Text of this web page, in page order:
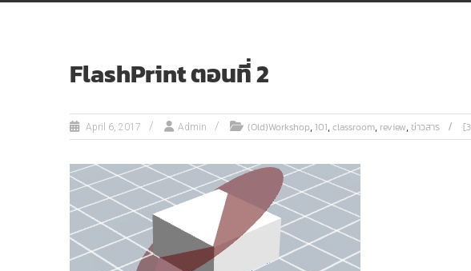
FlashPrint ตอนที่ 2
April 6, 2017 Admin (Old)Workshop,101,classroom, review,ข่าวสาร